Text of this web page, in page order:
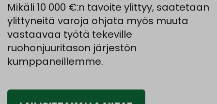
Mikäli 10 000 €:n tavoite ylittyy, saatetaan
ylittyneitä varoja ohjata myös muuta
vastaavaa työtä tekeville
ruohonjuuritason järjestön
kumppaneillemme.